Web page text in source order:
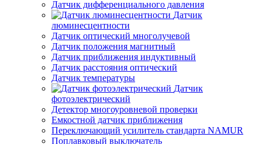
Датчик дифференциального давления
Датчик
люминесцентности
Датчик оптический многолучевой
Датчик положения магнитный
Датчик приближения индуктивный
Датчик расстояния оптический
Датчик температуры
Датчик
фотоэлектрический
Детектор многоуровневой проверки
Емкостной датчик приближения
Переключающий усилитель стандарта NAMUR
Поплавковый выключатель